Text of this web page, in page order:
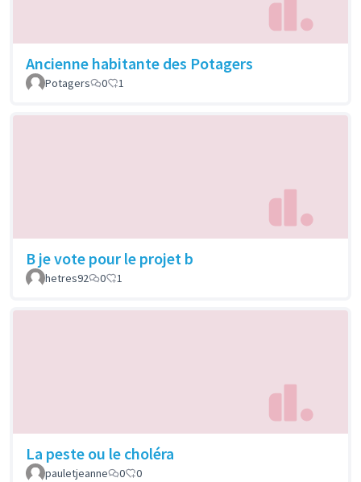
Ancienne habitante des Potagers
Potagers 0 1
B je vote pour le projet b
hetres92 0 1
La peste ou le choléra
pauletjeanne 0 0